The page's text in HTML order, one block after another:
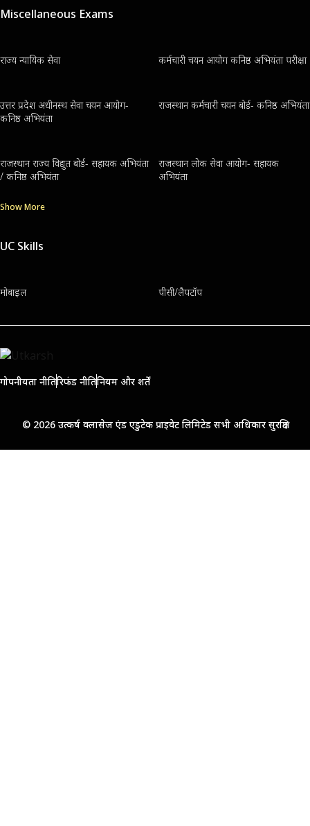
Miscellaneous Exams
राज्य न्यायिक सेवा कर्मचारी चयन आयोग कनिष्ठ अभियंता परीक्षा
उत्तर प्रदेश अधीनस्थ सेवा चयन आयोग-
कनिष्ठ अभियंता
राजस्थान कर्मचारी चयन बोर्ड- कनिष्ठ अभियंता
राजस्थान राज्य विद्युत बोर्ड- सहायक अभियंता
/ कनिष्ठ अभियंता
राजस्थान लोक सेवा आयोग- सहायक
अभियंता
Show More
UC Skills
मोबाइल पीसी/लैपटॉप
गोपनीयता नीतिरिफंड नीतिनियम और शर्तें
© 2026 उत्कर्ष क्लासेज एंड एडुटेक प्राइवेट लिमिटेड सभी अधिकार सुरक्षित